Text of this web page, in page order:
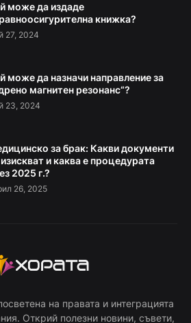
може да издаде
книжка?
27, 2024
може да назначи направление за
магнитен резонанс“?
23, 2024
за брак: Какви документи
и каква е процедурата
2025 г.?
26, 2025
на правата и интеграцията
Открий полезни новини, съвети,